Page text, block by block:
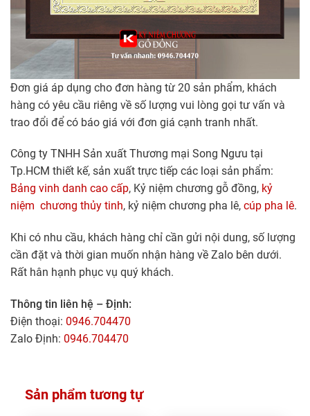
Đơn giá áp dụng cho đơn hàng từ 20 sản phẩm, khách
hàng có yêu cầu riêng về số lượng vui lòng gọi tư vấn và
trao đổi để có báo giá với đơn giá cạnh tranh nhất.
Công ty TNHH Sản xuất Thương mại Song Ngưu tại
Tp.HCM thiết kế, sản xuất trực tiếp các loại sản phẩm:
Bảng vinh danh cao cấp, Kỷ niệm chương gỗ đồng, kỷ
niệm chương thủy tinh, kỷ niệm chương pha lê, cúp pha lê.
Khi có nhu cầu, khách hàng chỉ cần gửi nội dung, số lượng
cần đặt và thời gian muốn nhận hàng về Zalo bên dưới.
Rất hân hạnh phục vụ quý khách.
Thông tin liên hệ – Định:
Điện thoại: 0946.704470
Zalo Định: 0946.704470
Sản phẩm tương tự